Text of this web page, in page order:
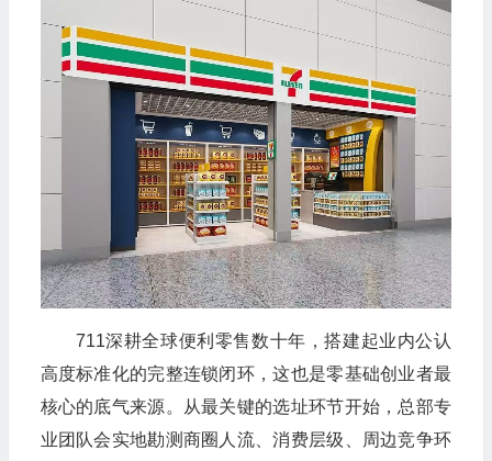
711深耕全球便利零售数十年，搭建起业内公认
高度标准化的完整连锁闭环，这也是零基础创业者最
核心的底气来源。从最关键的选址环节开始，总部专
业团队会实地勘测商圈人流、消费层级、周边竞争环